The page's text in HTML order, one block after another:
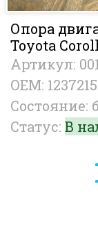
Опора
Toyota
Артикул:
OEM:
Состояние:
Статус: В